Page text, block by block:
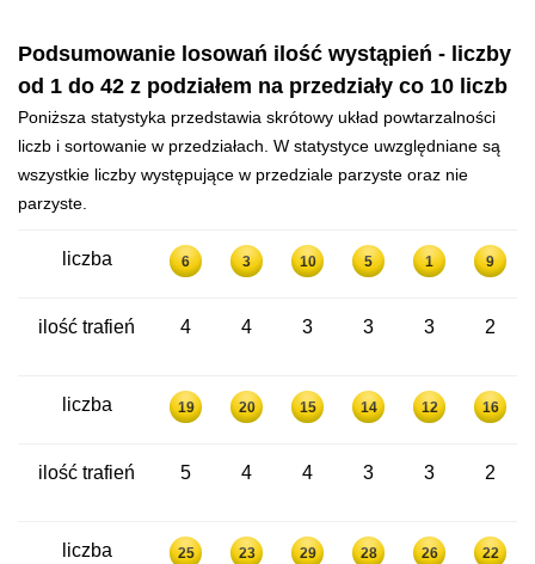
Podsumowanie losowań ilość wystąpień - liczby
od 1 do 42 z podziałem na przedziały co 10 liczb
Poniższa statystyka przedstawia skrótowy układ powtarzalności
liczb i sortowanie w przedziałach. W statystyce uwzględniane są
wszystkie liczby występujące w przedziale parzyste oraz nie
parzyste.
liczba 6 3 10 5 1 9
ilość trafień 4 4 3 3 3 2
liczba 19 20 15 14 12 16
ilość trafień 5 4 4 3 3 2
liczba 25 23 29 28 26 22